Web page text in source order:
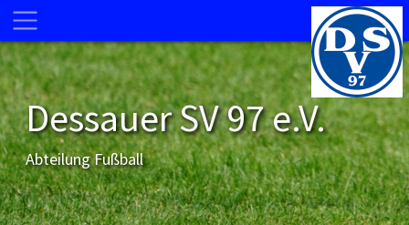
Dessauer SV 97 e.V.
Abteilung Fußball